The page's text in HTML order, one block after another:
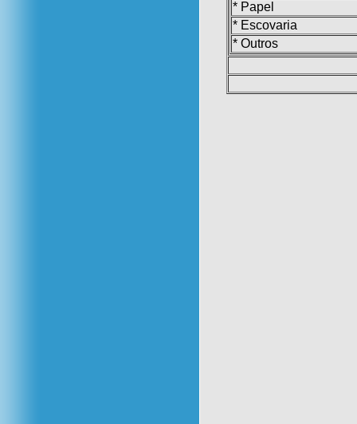
* Papel
* Escovaria
* Outros